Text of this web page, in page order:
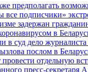
предполагать
подписчики»
задержан
в
в суд дело
послом в
отдельную
пресс-секретаря